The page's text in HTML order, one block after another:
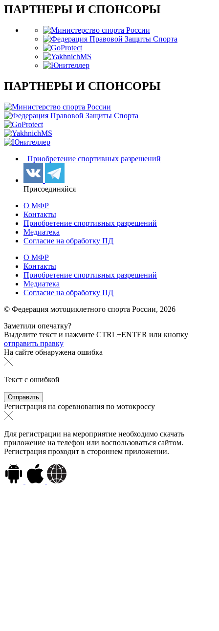
ПАРТНЕРЫ И СПОНСОРЫ
ПАРТНЕРЫ И СПОНСОРЫ
Приобретение спортивных разрешений
Присоединяйся
О МФР
Контакты
Приобретение спортивных разрешений
Медиатека
Согласие на обработку ПД
О МФР
Контакты
Приобретение спортивных разрешений
Медиатека
Согласие на обработку ПД
© Федерация мотоциклетного спорта России, 2026
Заметили опечатку?
Выделите текст и нажмите CTRL+ENTER или кнопку
отправить правку
На сайте обнаружена ошибка
Текст с ошибкой
Регистрация на соревнования по мотокроссу
Для регистрации на мероприятие необходимо скачать
приложение на телефон или воспользоваться сайтом.
Регистрация проходит в стороннем приложении.